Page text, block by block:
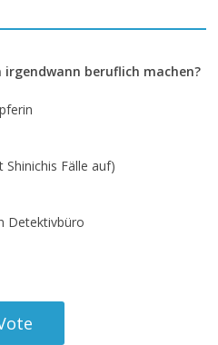
irgendwann beruflich machen?
Shinichis Fälle auf)
Detektivbüro